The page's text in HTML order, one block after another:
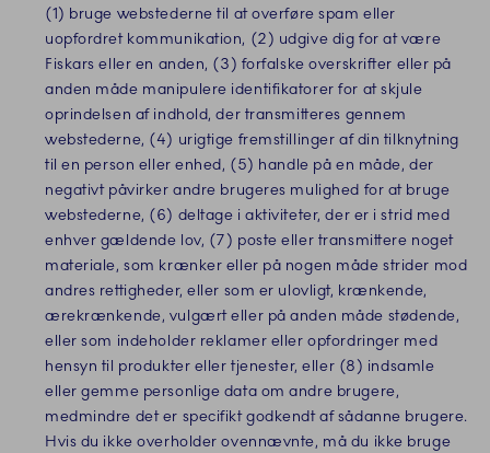
(1) bruge webstederne til at overføre spam eller
uopfordret kommunikation, (2) udgive dig for at være
Fiskars eller en anden, (3) forfalske overskrifter eller på
anden måde manipulere identifikatorer for at skjule
oprindelsen af indhold, der transmitteres gennem
webstederne, (4) urigtige fremstillinger af din tilknytning
til en person eller enhed, (5) handle på en måde, der
negativt påvirker andre brugeres mulighed for at bruge
webstederne, (6) deltage i aktiviteter, der er i strid med
enhver gældende lov, (7) poste eller transmittere noget
materiale, som krænker eller på nogen måde strider mod
andres rettigheder, eller som er ulovligt, krænkende,
ærekrænkende, vulgært eller på anden måde stødende,
eller som indeholder reklamer eller opfordringer med
hensyn til produkter eller tjenester, eller (8) indsamle
eller gemme personlige data om andre brugere,
medmindre det er specifikt godkendt af sådanne brugere.
Hvis du ikke overholder ovennævnte, må du ikke bruge